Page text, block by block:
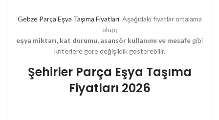
Gebze Parça Eşya Taşıma Fiyatları Aşağıdaki fiyatlar ortalama
olup;
eşya miktarı, kat durumu, asansör kullanımı ve mesafe gibi
kriterlere göre değişiklik gösterebilir.
Şehirler Parça Eşya Taşıma
Fiyatları 2026